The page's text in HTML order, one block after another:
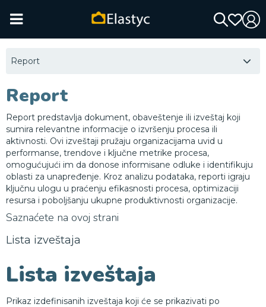
Report
Report
Report predstavlja dokument, obaveštenje ili izveštaj koji
sumira relevantne informacije o izvršenju procesa ili
aktivnosti. Ovi izveštaji pružaju organizacijama uvid u
performanse, trendove i ključne metrike procesa,
omogućujući im da donose informisane odluke i identifikuju
oblasti za unapređenje. Kroz analizu podataka, reporti igraju
ključnu ulogu u praćenju efikasnosti procesa, optimizaciji
resursa i poboljšanju ukupne produktivnosti organizacije.
Saznaćete na ovoj strani
Lista izveštaja
Lista izveštaja
Prikaz izdefinisanih izveštaja koji će se prikazivati po